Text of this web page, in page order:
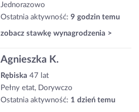
Jednorazowo
Ostatnia aktywność: 9 godzin temu
zobacz stawkę wynagrodzenia >
Agnieszka K.
Rębiska 47 lat
Pełny etat, Dorywczo
Ostatnia aktywność: 1 dzień temu